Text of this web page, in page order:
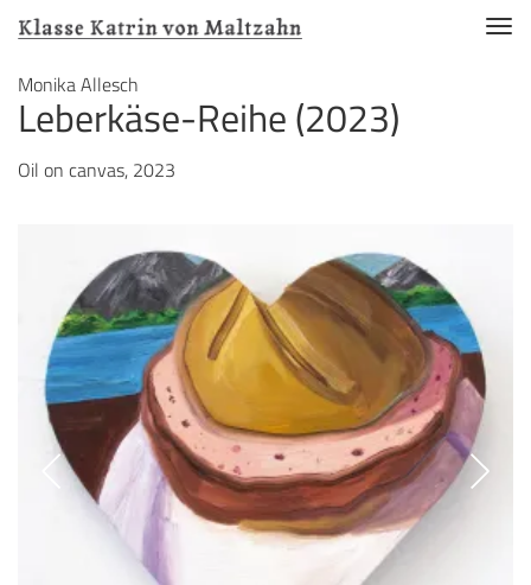
Direkt
zum
Inhalt
Monika Allesch
Leberkäse-Reihe (2023)
Oil on canvas, 2023